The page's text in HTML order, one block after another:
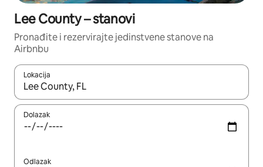
Lee County – stanovi
Pronađite i rezervirajte jedinstvene stanove na
Airbnbu
Lokacija
Kada budu dostupni rezultati, moći ćete ih pregledati
Dolazak
Odlazak